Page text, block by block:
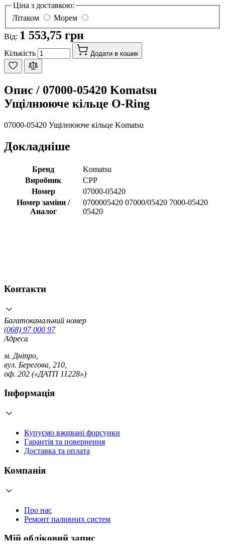
Ціна з доставкою:
Літаком
Морем
Від: 1 553,75 грн
Кількість Додати в кошик
Опис / 07000-05420 Komatsu
Ущілнююче кільце O-Ring
07000-05420 Ущілнююче кільце Komatsu
Докладніше
Бренд
Komatsu
Виробник
CPP
Номер
07000-05420
Номер заміни /
Аналог
0700005420 07000/05420 7000-05420
05420
Контакти
Багатоканальний номер
(068) 97 000 97
Адреса
м. Дніпро,
вул. Берегова, 210,
оф. 202 («ДАТП 11228»)
Інформація
Купуємо вживані форсунки
Гарантія та повернення
Доставка та оплата
Компанія
Про нас
Ремонт паливних систем
Мій обліковий запис